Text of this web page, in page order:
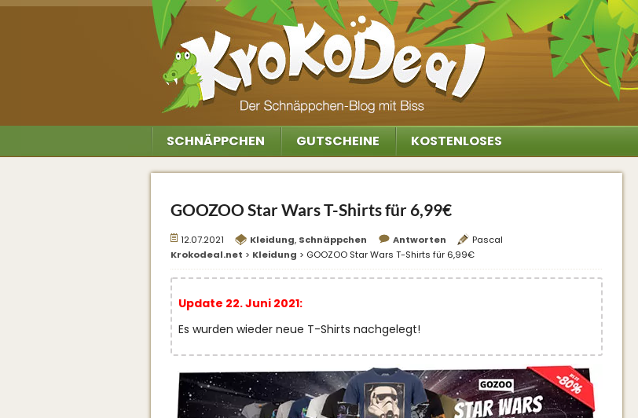
SCHNÄPPCHEN GUTSCHEINE KOSTENLOSES
GOOZOO Star Wars T-Shirts für 6,99€
12.07.2021 Kleidung, Schnäppchen Antworten
Pascal
Krokodeal.net > Kleidung > GOOZOO Star Wars T-Shirts für 6,99€
Update 22. Juni 2021:
Es wurden wieder neue T-Shirts nachgelegt!